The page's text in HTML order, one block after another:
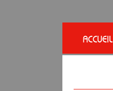
ACCUEIL